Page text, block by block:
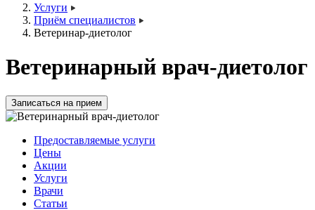
Услуги
Приём специалистов
Ветеринар-диетолог
Ветеринарный врач-диетолог
Записаться на прием
Предоставляемые услуги
Цены
Акции
Услуги
Врачи
Статьи